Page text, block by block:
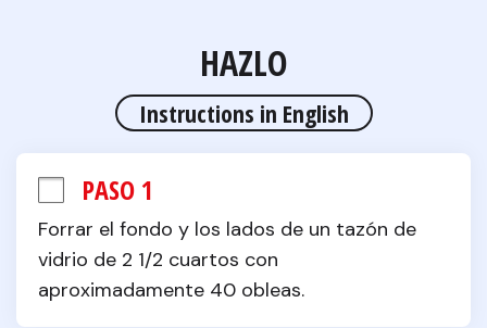
HAZLO
Instructions in English
PASO 1
Forrar el fondo y los lados de un tazón de
vidrio de 2 1/2 cuartos con
aproximadamente 40 obleas.